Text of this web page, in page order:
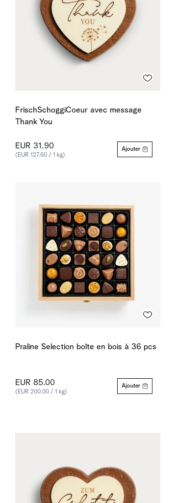
FrischSchoggiCoeur avec message
Thank You
EUR 31.90
(EUR 127.60 / 1 kg)
Ajouter
Praline Selection boîte en bois à 36 pcs
EUR 85.00
(EUR 200.00 / 1 kg)
Ajouter